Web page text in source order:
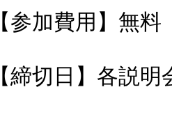
【参加費用】無料
【締切日】各説